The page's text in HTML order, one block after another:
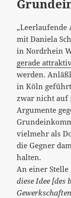
„Leerlaufende
mit Daniela
in Nordrhein
gerade
werden.
in Köln
zwar nicht auf
Argumente
vielmehr als
die Gegner
halten.
An einer
diese Idee [des